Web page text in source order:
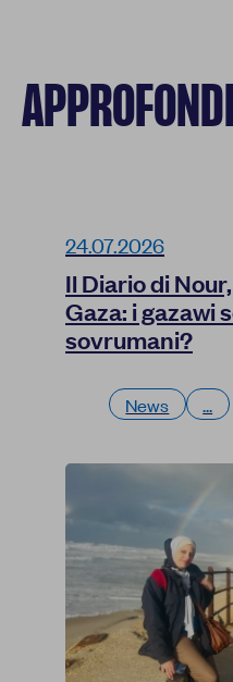
24.07.2026
Il Diario di
Gaza: i gazawi
sovrumani?
News ...